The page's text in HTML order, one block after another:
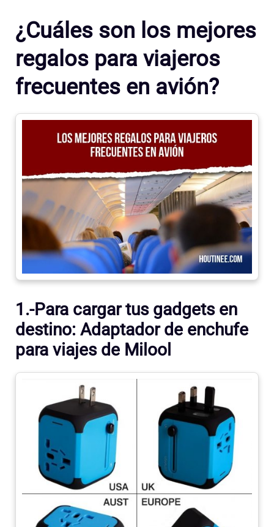
¿Cuáles son los mejores
regalos para viajeros
frecuentes en avión?
1.-Para cargar tus gadgets en
destino: Adaptador de enchufe
para viajes de Milool